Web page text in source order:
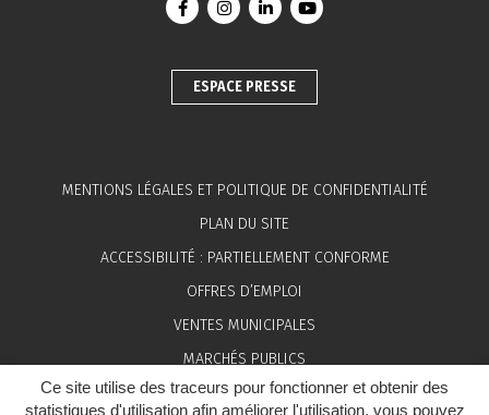
Ce site utilise des traceurs pour fonctionner et obtenir des
statistiques d'utilisation afin améliorer l'utilisation, vous pouvez
Lien vers le compte Facebook
Lien vers le compte Instagram
Lien vers le compte Linkedin
Lien vers la chaîne
ESPACE PRESSE
MENTIONS LÉGALES ET POLITIQUE DE CONFIDENTIALITÉ
PLAN DU SITE
ACCESSIBILITÉ : PARTIELLEMENT CONFORME
OFFRES D’EMPLOI
VENTES MUNICIPALES
MARCHÉS PUBLICS
ESPACE PRESSE